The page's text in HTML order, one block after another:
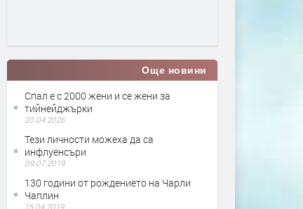
Още новини
Спал е с 2000 жени и се жени за
тийнейджърки
20.04.2026
Тези личности можеха да са
инфлуенсъри
09.07.2019
130 години от рождението на Чарли
Чаплин
15.04.2019